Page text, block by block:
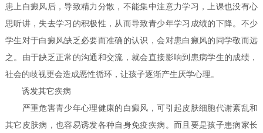
患上白癜风后，导致精力分散，不能集中注意力学习，上课也没有心
思听讲，失去学习的积极性，从而导致青少年学习成绩的下降。不少
学生对于白癜风缺乏必要而准确的认识，会对患白癜风的同学敬而远
之。由于缺乏正常的沟通和交流，就会直接影响到患病学生的成绩，
社会的歧视更会造成恶性循环，让孩子逐渐产生厌学心理。
诱发其它疾病
严重危害青少年心理健康的白癜风，可引起皮肤细胞代谢紊乱和
其它皮肤病，也容易诱发各种自身免疫疾病。而且要是孩子患病家长